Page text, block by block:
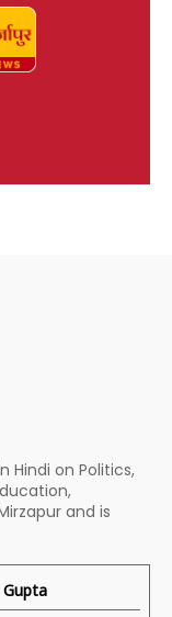
Hindi on Politics,
and is